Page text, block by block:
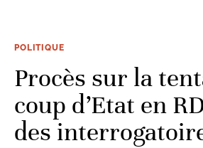
POLITIQUE
Procès sur la
coup d’Etat en
des